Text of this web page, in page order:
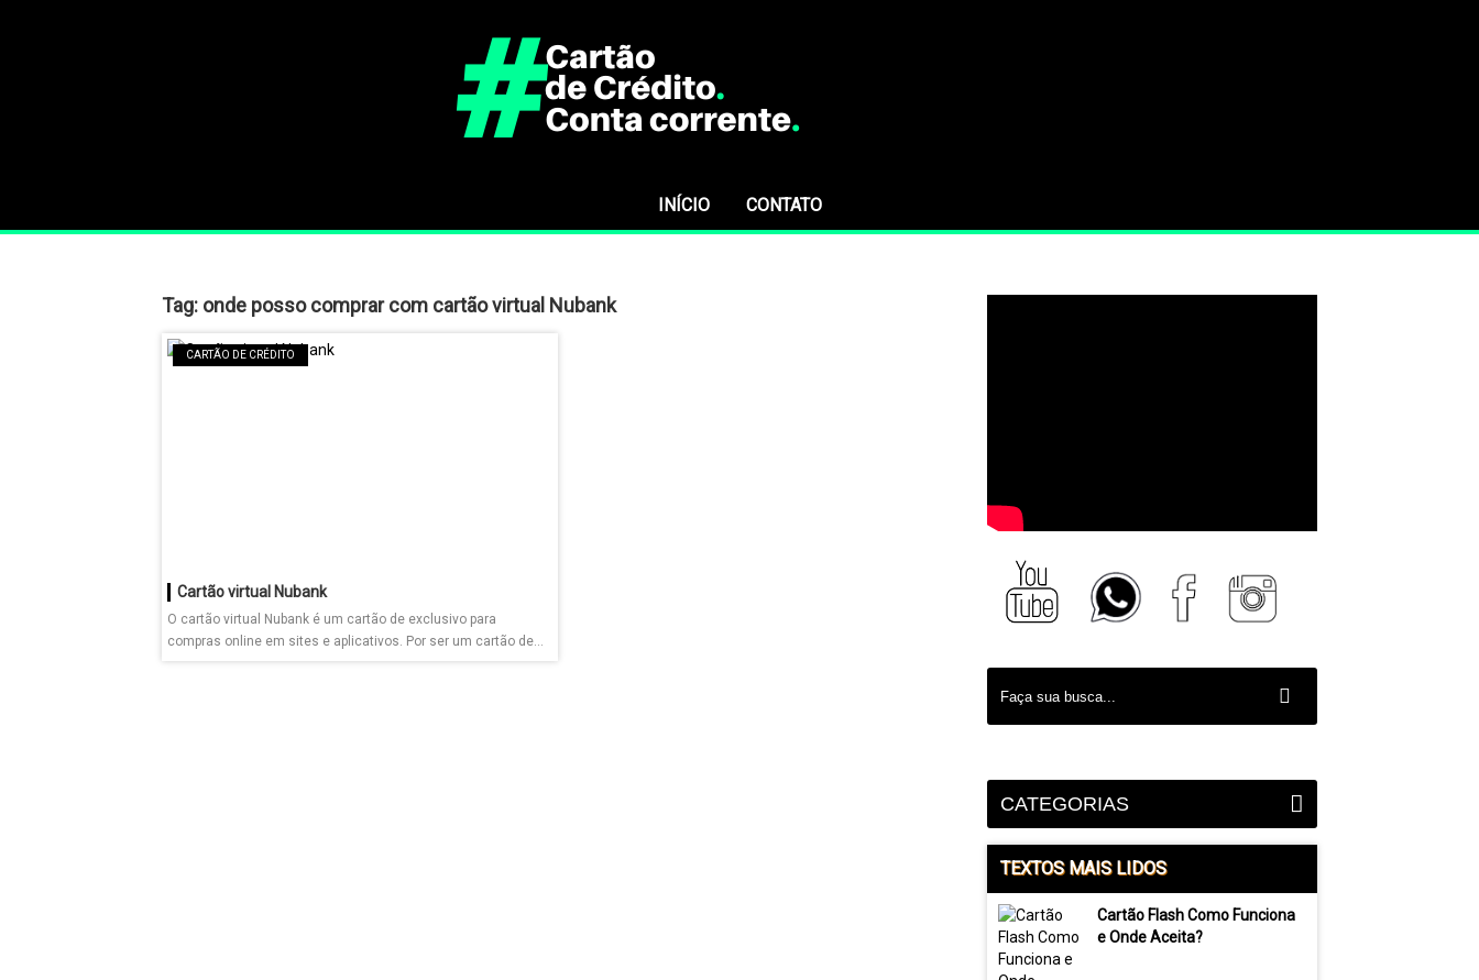
INÍCIO CONTATO
Tag: onde posso comprar com cartão virtual Nubank
CARTÃO DE CRÉDITO
Cartão virtual Nubank
O cartão virtual Nubank é um cartão de exclusivo para
compras online em sites e aplicativos. Por ser um cartão de...
CATEGORIAS
TEXTOS MAIS LIDOS
Cartão Flash Como Funciona
e Onde Aceita?